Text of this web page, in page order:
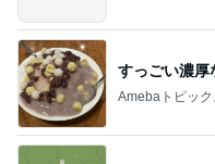
すっごい濃厚
Amebaトピック